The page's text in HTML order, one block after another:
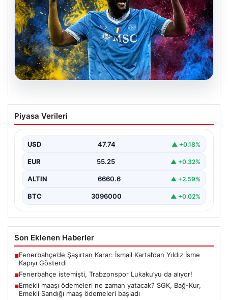
07.08.2026
Fenerbahçe istemişti, Trabzonspor
Lukaku’yu da alıyor!
Piyasa Verileri
USD 47.74 ▲ +0.18%
EUR 55.25 ▲ +0.32%
ALTIN 6660.6 ▲ +2.59%
BTC 3096000 ▲ +0.02%
Son Eklenen Haberler
■Fenerbahçe’de Şaşırtan Karar: İsmail Kartal’dan Yıldız İsme
Kapıyı Gösterdi
■Fenerbahçe istemişti, Trabzonspor Lukaku’yu da alıyor!
■Emekli maaşı ödemeleri ne zaman yatacak? SGK, Bağ-Kur,
Emekli Sandığı maaş ödemeleri başladı